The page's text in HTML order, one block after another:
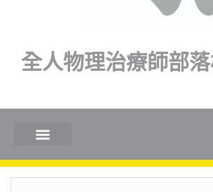
全人物理治療師部